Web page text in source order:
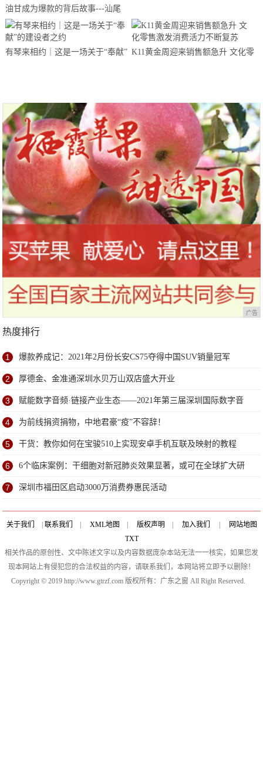
油甘成为爆款的背后故事---汕尾
南果农业带你来揭晓
有琴来相约｜这是一场关于“奉献” K11黄金周迎来销售额急升 文化零
广告
热度排行
1 爆款养成记：2021年2月份长安CS75夺得中国SUV销量冠军
2 厚德金、金准通深圳水贝万山双店盛大开业
3 赋能数字音频·链接产业生态——2021年第三届深圳国际数字音
频产业展6月深圳盛大开幕
4 为前线捐资捐物，中地君豪“疫”不容辞！
5 干货：教你如何在宝骏510上实现安卓手机互联及映射的教程
6 6个临床案例：干细胞对新冠肺炎效果显著，或可在全球扩大研
究
7 深圳市福田区启动3000万消费券惠民活动
关于我们 联系我们 XML地图 版权声明 加入我们
网站地图
TXT
相关作品的原创性、文中陈述文字以及内容数据庞杂本站无法一一核实，如果您发
现本网站上有侵犯您的合法权益的内容，请联系我们，本网站将立即予以删除！
Copyright © 2019 http://www.gtrzf.com 版权所有：广东之窗 All Right Reserved.